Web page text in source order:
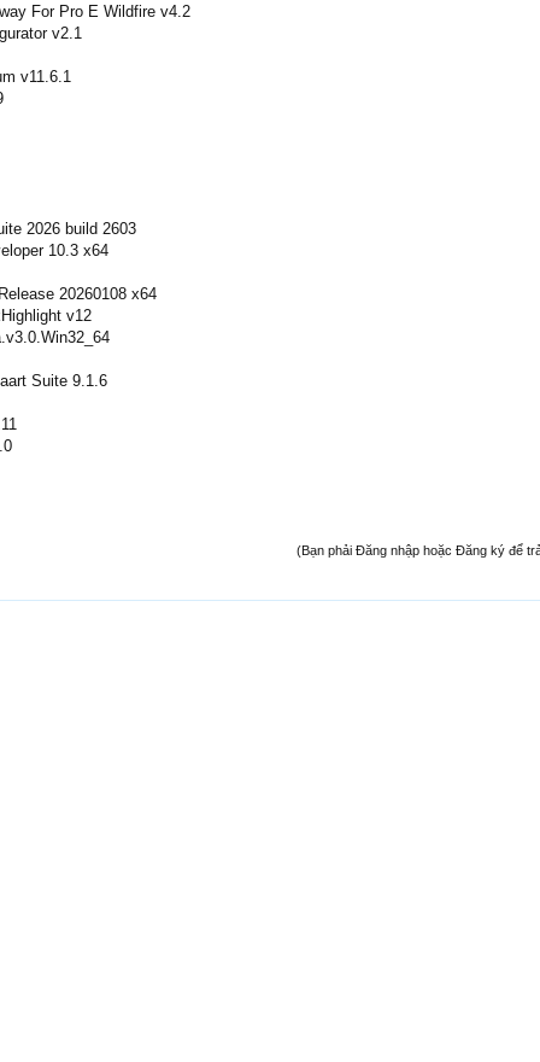
For Pro E Wildfire v4.2
v2.1
v11.6.1
2026 build 2603
10.3 x64
20260108 x64
v12
Suite 9.1.6
(Bạn phải Đăng nhập hoặc Đăng ký để